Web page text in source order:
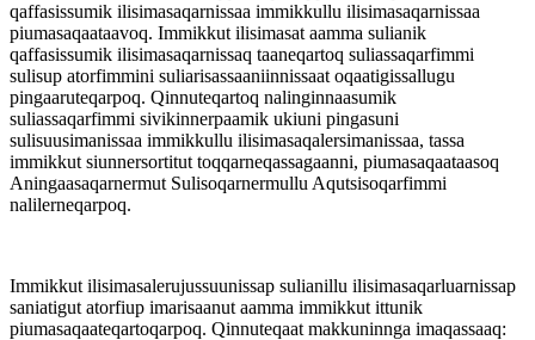
qaffasissumik ilisimasaqarnissaa immikkullu ilisimasaqarnissaa
piumasaqaataavoq. Immikkut ilisimasat aamma sulianik
qaffasissumik ilisimasaqarnissaq taaneqartoq suliassaqarfimmi
sulisup atorfimmini suliarisassaaniinnissaat oqaatigissallugu
pingaaruteqarpoq. Qinnuteqartoq nalinginnaasumik
suliassaqarfimmi sivikinnerpaamik ukiuni pingasuni
sulisuusimanissaa immikkullu ilisimasaqalersimanissaa, tassa
immikkut siunnersortitut toqqarneqassagaanni, piumasaqaataasoq
Aningaasaqarnermut Sulisoqarnermullu Aqutsisoqarfimmi
nalilerneqarpoq.
Immikkut ilisimasalerujussuunissap sulianillu ilisimasaqarluarnissap
saniatigut atorfiup imarisaanut aamma immikkut ittunik
piumasaqaateqartoqarpoq. Qinnuteqaat makkuninnga imaqassaaq: